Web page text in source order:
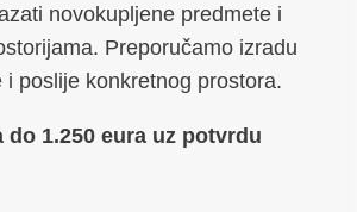
novokupljene predmete i
Preporučamo izradu
i poslije konkretnog prostora.
do 1.250 eura uz potvrdu